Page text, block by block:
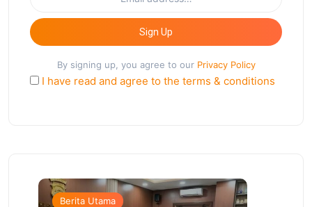
Sign Up
By signing up, you agree to our Privacy Policy
I have read and agree to the terms & conditions
Berita Utama